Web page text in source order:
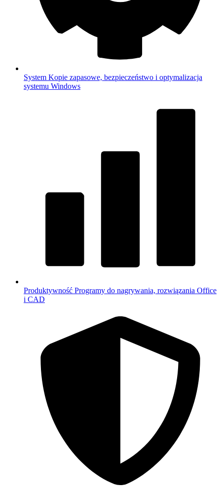
System Kopie zapasowe, bezpieczeństwo i optymalizacja
systemu Windows
Produktywność Programy do nagrywania, rozwiązania Office
i CAD